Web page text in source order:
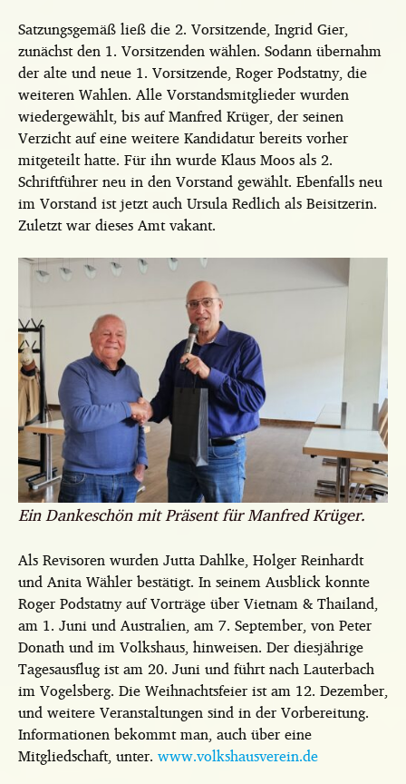
Satzungsgemäß ließ die 2. Vorsitzende, Ingrid Gier,
zunächst den 1. Vorsitzenden wählen. Sodann übernahm
der alte und neue 1. Vorsitzende, Roger Podstatny, die
weiteren Wahlen. Alle Vorstandsmitglieder wurden
wiedergewählt, bis auf Manfred Krüger, der seinen
Verzicht auf eine weitere Kandidatur bereits vorher
mitgeteilt hatte. Für ihn wurde Klaus Moos als 2.
Schriftführer neu in den Vorstand gewählt. Ebenfalls neu
im Vorstand ist jetzt auch Ursula Redlich als Beisitzerin.
Zuletzt war dieses Amt vakant.
Ein Dankeschön mit Präsent für Manfred Krüger.
Als Revisoren wurden Jutta Dahlke, Holger Reinhardt
und Anita Wähler bestätigt. In seinem Ausblick konnte
Roger Podstatny auf Vorträge über Vietnam & Thailand,
am 1. Juni und Australien, am 7. September, von Peter
Donath und im Volkshaus, hinweisen. Der diesjährige
Tagesausflug ist am 20. Juni und führt nach Lauterbach
im Vogelsberg. Die Weihnachtsfeier ist am 12. Dezember,
und weitere Veranstaltungen sind in der Vorbereitung.
Informationen bekommt man, auch über eine
Mitgliedschaft, unter. www.volkshausverein.de